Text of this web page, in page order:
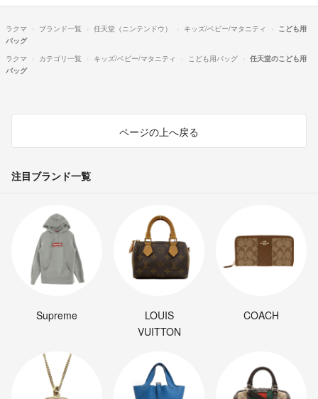
ラクマ ブランド一覧 任天堂（ニンテンドウ） キッズ/ベビー/マタニティ
こども用
バッグ
ラクマ
カテゴリ一覧 キッズ/ベビー/マタニティ こども用バッグ
任天堂のこども用
バッグ
ページの上へ戻る
注目ブランド一覧
Supreme
LOUIS
VUITTON
COACH